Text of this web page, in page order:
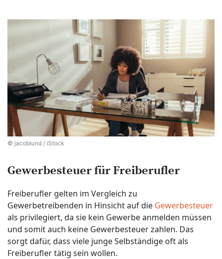
© jacoblund / iStock
Gewerbesteuer für Freiberufler
Freiberufler gelten im Vergleich zu
Gewerbetreibenden in Hinsicht auf die Gewerbesteuer
als privilegiert, da sie kein Gewerbe anmelden müssen
und somit auch keine Gewerbesteuer zahlen. Das
sorgt dafür, dass viele junge Selbständige oft als
Freiberufler tätig sein wollen.